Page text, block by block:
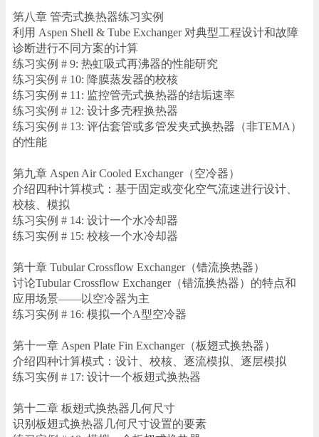
第八章 管壳式换热器练习实例
利用 Aspen Shell & Tube Exchanger 对典型工程设计和故障
诊断进行不同方案的计算
练习实例 # 9: 热虹吸式再沸器的性能研究
练习实例 # 10: 降膜蒸发器的校核
练习实例 # 11: 监控管壳式换热器的结垢速率
练习实例 # 12: 设计多壳程换热器
练习实例 # 13: 评估套管或多管发夹式换热器（非TEMA）
的性能
第九章 Aspen Air Cooled Exchanger（空冷器）
介绍四种计算模式：基于固定或变化空气流速进行设计、
校核、模拟
练习实例 # 14: 设计一个水冷却器
练习实例 # 15: 校核一个水冷却器
第十章 Tubular Crossflow Exchanger（错流换热器）
讨论Tubular Crossflow Exchanger（错流换热器）的特点和
应用场景——以空冷器为主
练习实例 # 16: 模拟一个A型空冷器
第十一章 Aspen Plate Fin Exchanger（板翅式换热器）
介绍四种计算模式：设计、校核、逐流模拟、逐层模拟
练习实例 # 17: 设计一个板翅式换热器
第十二章 板翅式换热器几何尺寸
识别板翅式换热器几何尺寸设置的要素